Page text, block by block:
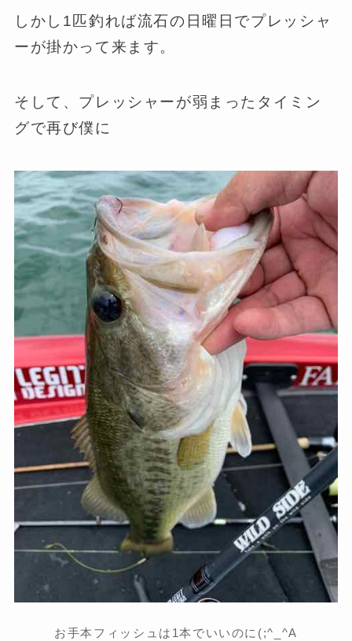
しかし1匹釣れば流石の日曜日でプレッシャ
ーが掛かって来ます。
そして、プレッシャーが弱まったタイミン
グで再び僕に
お手本フィッシュは1本でいいのに(;^_^A